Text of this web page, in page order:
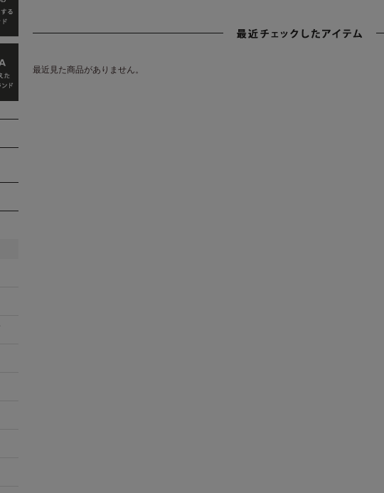
最近見た商品がありません。